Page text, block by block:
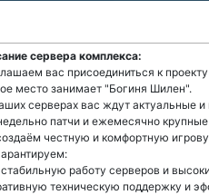
сервера комплекса:
вас присоединиться к
место занимает "Богиня Шилен".
серверах вас ждут актуальные
патчи и ежемесячно
честную и комфортную
работу серверов и
техническую поддержку и